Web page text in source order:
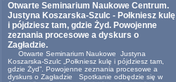
Otwarte Seminarium Naukowe Centrum.
Justyna Koszarska-Szulc - Połkniesz kulę
i pójdziesz tam, gdzie Żyd. Powojenne
zeznania procesowe a dyskurs o
Zagładzie.
Otwarte Seminarium Naukowe Justyna
Koszarska-Szulc „Połkniesz kulę i pójdziesz tam,
gdzie Żyd”. Powojenne zeznania procesowe a
dyskurs o Zagładzie Spotkanie odbędzie się w